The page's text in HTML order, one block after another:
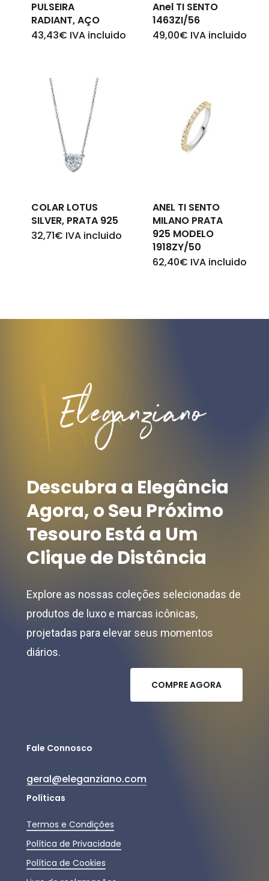
PULSEIRA
RADIANT, AÇO
43,43€ IVA incluido
Anel TI SENTO
1463ZI/56
49,00€ IVA incluido
COLAR LOTUS
SILVER, PRATA 925
32,71€ IVA incluido
ANEL TI SENTO
MILANO PRATA
925 MODELO
1918ZY/50
62,40€ IVA incluido
Descubra a Elegância
Agora,oSeu Próximo
TesouroEstá a Um
CliquedeDistância
Explore as nossas coleções selecionadas de
produtos de luxo e marcas icônicas,
projetadas para elevar seus momentos
diários.
COMPREAGORA
Fale Connosco
geral@eleganziano.com
Políticas
Termos e Condições
Política de Privacidade
Política de Cookies